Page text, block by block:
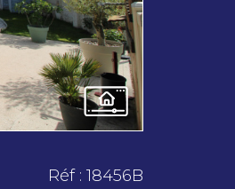
Réf : 18456B